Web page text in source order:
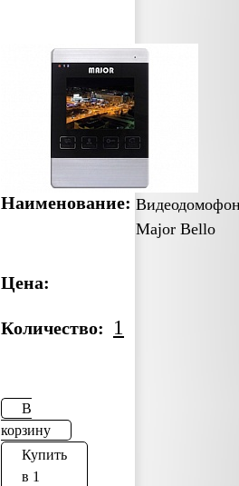
Наименование:
Major Bello
Цена:
Количество: 1
В
корзину
Купить
в 1